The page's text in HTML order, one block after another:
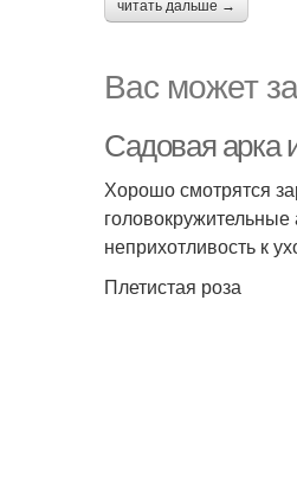
читать дальше →
Вас может
Садовая арка
Хорошо смотрятся
неприхотливость к
Плетистая роза